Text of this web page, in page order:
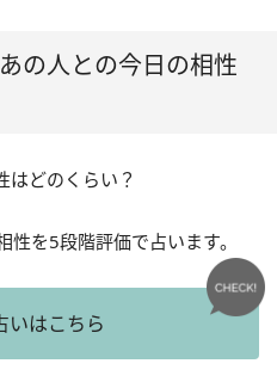
の人との今日の相性
はどのくらい？
を5段階評価で占います。
いはこちら